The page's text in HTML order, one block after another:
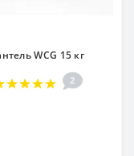
WCG 15 кг
2